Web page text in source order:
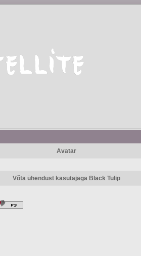
Avatar
Võta ühendust kasutajaga Black Tulip